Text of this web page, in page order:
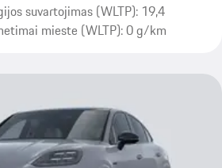
suvartojimas (WLTP): 19,4
mieste (WLTP): 0 g/km